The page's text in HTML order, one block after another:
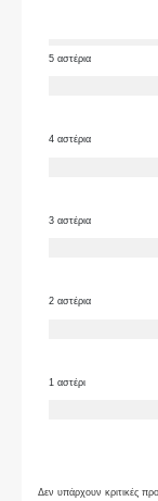
5 αστέρια
4 αστέρια
3 αστέρια
2 αστέρια
1 αστέρι
Δεν υπάρχουν κριτικές